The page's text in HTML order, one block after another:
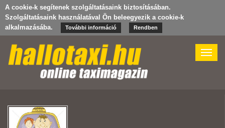
A cookie-k segítenek szolgáltatásaink biztosításában.
Szolgáltatásaink használatával Ön beleegyezik a cookie-k
alkalmazásába.
További információ Rendben
Toggle